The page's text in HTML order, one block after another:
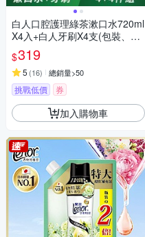
白人口腔護理綠茶漱口水720ml
X4入+白人牙刷X4支(包裝、牙
刷款式隨機)
$319
5 (16) 總銷量>50
挑戰低價 券
加入購物車